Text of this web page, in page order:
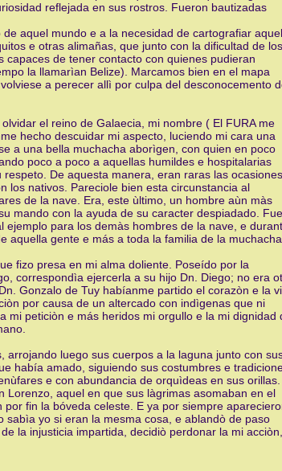
reflejada en sus rostros. Fueron bautizadas
aquel mundo e a la necesidad de cartografiar
e otras alimañas, que junto con la dificultad de los
de tener contacto con quienes pudieran
la llamarìan Belize). Marcamos bien en el mapa
a perecer allì por culpa del desconocemento
el reino de Galaecia, mi nombre ( El FURA me
hecho descuidar mi aspecto, luciendo mi cara una
a una bella muchacha aborìgen, con quien en poco
poco a poco a aquellas humildes e hospitalarias
De aquesta manera, eran raras las
los nativos. Pareciole bien esta circunstancia al
de la nave. Era, este ùltimo, un hombre aùn màs
mando con la ayuda de su caracter despiadado.
para los demàs hombres de la nave, e
aquella gente e más a toda la familia de la muchacha
fizo presa en mi alma doliente. Poseído por la
correspondìa ejercerla a su hijo Dn. Diego; no era
Gonzalo de Tuy habíanme partido el corazòn e la
por causa de un altercado con indìgenas que ni
peticiòn e más heridos mi orgullo e la mi dignidad
luego sus cuerpos a la laguna junto con
había amado, siguiendo sus costumbres e
e con abundancia de orquìdeas en sus orillas.
aquel en que sus làgrimas asomaban en el
fin la bóveda celeste. E ya por siempre
yo si eran la mesma cosa, e ablandò de paso
la injusticia impartida, decidiò perdonar la mi acciòn,